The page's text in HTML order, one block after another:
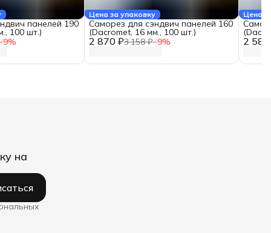
9%
панелей 190
100 шт.)
Цена за упаковку
2 870 ₽3 158 ₽−9%
Саморез для сэндвич панелей 160
(Dacromet, 16 мм., 100 шт.)
Цена
2
на